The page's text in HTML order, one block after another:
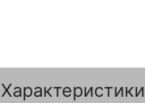
Характеристики